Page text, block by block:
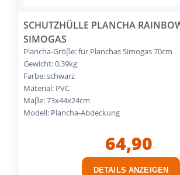
SCHUTZHÜLLE PLANCHA
SIMOGAS
Plancha-Gröβe: für Planchas Simogas 70cm
Gewicht: 0,39kg
Farbe: schwarz
Material: PVC
Maβe: 73x44x24cm
Modell: Plancha-Abdeckung
64,90
DETAILS ANZEIGEN